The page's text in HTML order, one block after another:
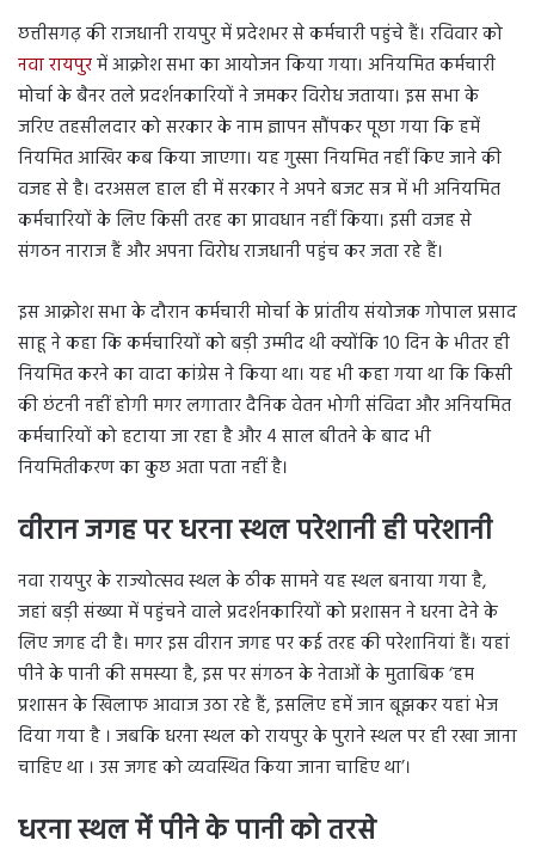
छत्तीसगढ़ की राजधानी रायपुर में प्रदेशभर से कर्मचारी पहुंचे हैं। रविवार को
नवा रायपुरमें आक्रोश सभा का आयोजन किया गया। अनियमित कर्मचारी
मोर्चा के बैनर तले प्रदर्शनकारियों ने जमकर विरोध जताया। इस सभा के
जरिए तहसीलदार को सरकार के नाम ज्ञापन सौंपकर पूछा गया कि हमें
नियमित आखिर कब किया जाएगा। यह गुस्सा नियमित नहीं किए जाने की
वजह से है। दरअसल हाल ही में सरकार ने अपने बजट सत्र में भी अनियमित
कर्मचारियों के लिए किसी तरह का प्रावधान नहीं किया। इसी वजह से
संगठन नाराज हैं और अपना विरोध राजधानी पहुंच कर जता रहे हैं।
इस आक्रोश सभा के दौरान कर्मचारी मोर्चा के प्रांतीय संयोजक गोपाल प्रसाद
साहू ने कहा कि कर्मचारियों को बड़ी उम्मीद थी क्योंकि 10 दिन के भीतर ही
नियमित करने का वादा कांग्रेस ने किया था। यह भी कहा गया था कि किसी
की छंटनी नहीं होगी मगर लगातार दैनिक वेतन भोगी संविदा और अनियमित
कर्मचारियों को हटाया जा रहा है और 4 साल बीतने के बाद भी
नियमितीकरण का कुछ अता पता नहीं है।
वीरान जगह पर धरना स्थल परेशानी ही परेशानी
नवा रायपुर के राज्योत्सव स्थल के ठीक सामने यह स्थल बनाया गया है,
जहां बड़ी संख्या में पहुंचने वाले प्रदर्शनकारियों को प्रशासन ने धरना देने के
लिए जगह दी है। मगर इस वीरान जगह पर कई तरह की परेशानियां हैं। यहां
पीने के पानी की समस्या है, इस पर संगठन के नेताओं के मुताबिक ‘हम
प्रशासन के खिलाफ आवाज उठा रहे हैं, इसलिए हमें जान बूझकर यहां भेज
दिया गया है । जबकि धरना स्थल को रायपुर के पुराने स्थल पर ही रखा जाना
चाहिए था । उस जगह को व्यवस्थित किया जाना चाहिए था’।
धरना स्थल में पीने के पानी को तरसे